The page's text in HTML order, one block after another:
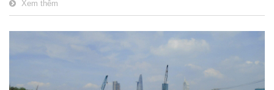
Xem thêm